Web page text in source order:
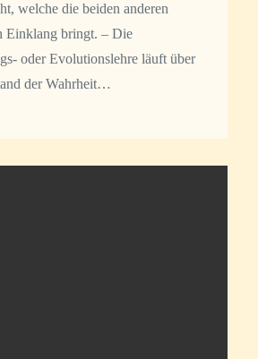
welche die beiden anderen
Einklang bringt. – Die
oder Evolutionslehre läuft über
der Wahrheit…